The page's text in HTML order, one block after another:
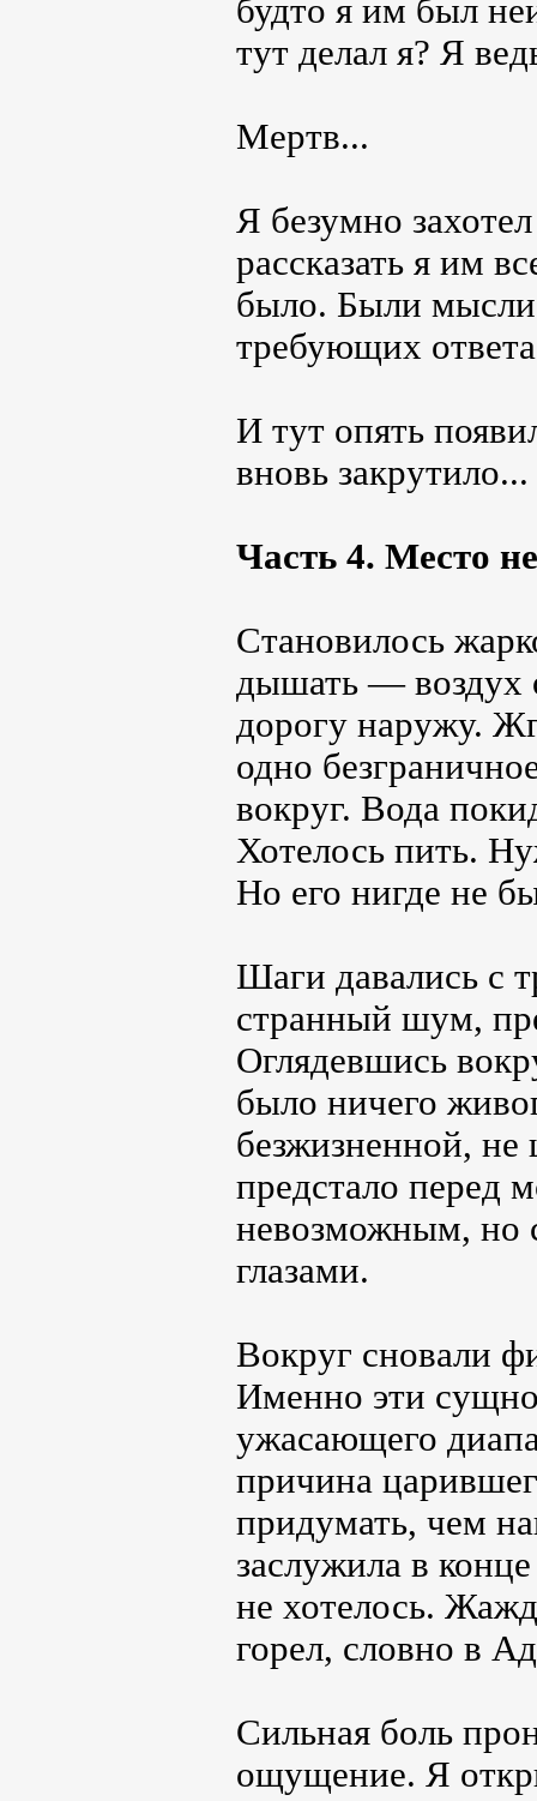
будто я им был
тут делал я? Я
Мертв...
Я безумно
рассказать я им
было. Были
требующих
И тут опять
вновь закрутило...
Часть 4. Место
Становилось
дышать ― воздух
дорогу наружу.
одно
вокруг. Вода
Хотелось пить.
Но его нигде не
Шаги давались с
странный шум,
Оглядевшись
было ничего
безжизненной, не
предстало перед
невозможным, но
глазами.
Вокруг сновали
Именно эти
ужасающего
причина
придумать, чем
заслужила в
не хотелось.
горел, словно в
Сильная боль
ощущение. Я